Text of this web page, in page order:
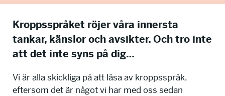
Kroppsspråket röjer våra innersta
tankar, känslor och avsikter. Och tro inte
att det inte syns på dig…
Vi är alla skickliga på att läsa av kroppsspråk,
eftersom det är något vi har med oss sedan